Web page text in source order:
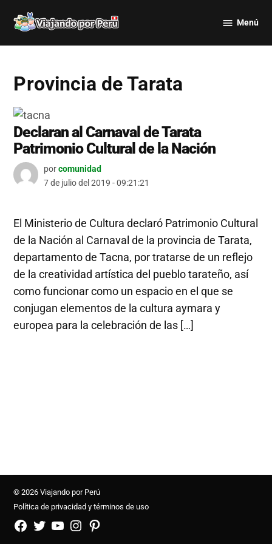
por Perú
Menú
Provincia de Tarata
Declaran al Carnaval de Tarata
Patrimonio Cultural de la Nación
porcomunidad
7 de julio del 2019 - 09:21:21
El Ministerio de Cultura declaró Patrimonio Cultural
de la Nación al Carnaval de la provincia de Tarata,
departamento de Tacna, por tratarse de un reflejo
de la creatividad artística del pueblo tarateño, así
como funcionar como un espacio en el que se
conjugan elementos de la cultura aymara y
europea para la celebración de las […]
© 2026 Viajando por Perú
Política de privacidad y términos de uso
FB
TW YouTubeInstagramPinterest